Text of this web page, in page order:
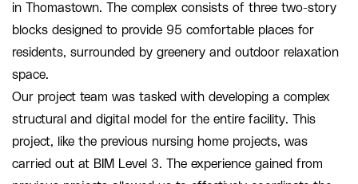
in Thomastown. The complex consists of three two-story
blocks designed to provide 95 comfortable places for
residents, surrounded by greenery and outdoor relaxation
space.
Our project team was tasked with developing a complex
structural and digital model for the entire facility. This
project, like the previous nursing home projects, was
carried out at BIM Level 3. The experience gained from